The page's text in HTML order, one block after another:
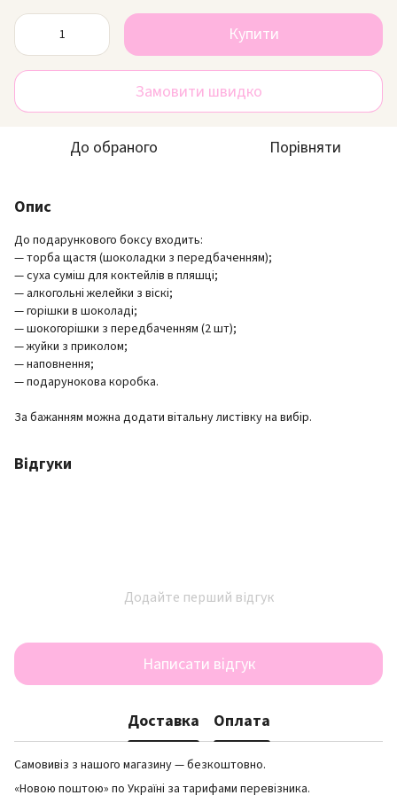
Купити
Замовити швидко
До обраного Порівняти
Опис
До подарункового боксу входить:
— торба щастя (шоколадки з передбаченням);
— суха суміш для коктейлів в пляшці;
— алкогольні желейки з віскі;
— горішки в шоколаді;
— шокогорішки з передбаченням (2 шт);
— жуйки з приколом;
— наповнення;
— подарунокова коробка.
За бажанням можна додати вітальну листівку на вибір.
Відгуки
Додайте перший відгук
Написати відгук
Доставка Оплата
Самовивіз з нашого магазину — безкоштовно.
«Новою поштою» по Україні за тарифами перевізника.